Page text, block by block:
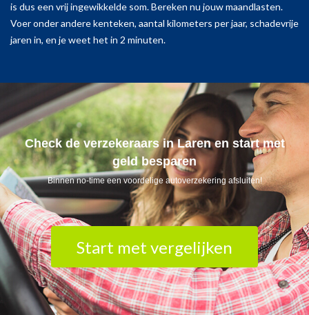
is dus een vrij ingewikkelde som. Bereken nu jouw maandlasten.
Voer onder andere kenteken, aantal kilometers per jaar, schadevrije
jaren in, en je weet het in 2 minuten.
Check de verzekeraars in Laren en start met
geld besparen
Binnen no-time een voordelige autoverzekering afsluiten!
Start met vergelijken